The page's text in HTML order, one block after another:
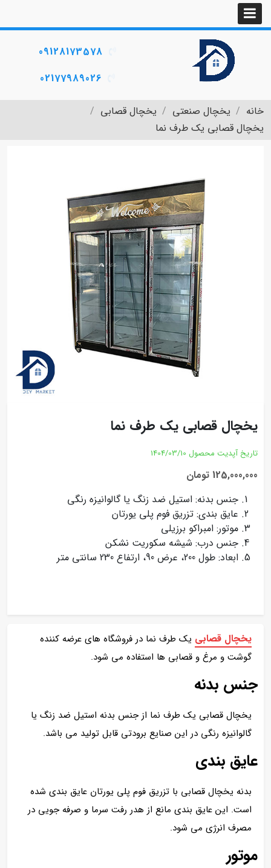
09128173578
02177989026
خانه یخچال صنعتی
یخچال قصابی
یخچال قصابی یک طرف نما
یخچال قصابی یک طرف نما
تاریخ آپدیت محصول 1404/03/10
125,000,000 تومان
جنس بدنه: استیل ضد زنگ یا گالوانیزه رنگی
عایق بندی: تزریق فوم پلی یورتان
موتور: امبراکو برزیلی
جنس درب: شیشه سکوریت نشکن
ابعاد: طول 200، عرض 90، ارتفاع 230 سانتی متر
یخچال قصابی یک طرف نما در فروشگاه های عرضه کننده
گوشت و مرغ و قصابی ها استفاده می شود.
جنس بدنه
یخچال قصابی یک طرف نما از جنس بدنه استیل ضد زنگ یا
گالوانیزه رنگی در این صنایع برودتی قابل تولید می باشد.
عایق بندی
بدنه یخچال قصابی با تزریق فوم پلی یورتان عایق بندی شده
است. این عایق بندی مانع از هدر رفت سرما و صرفه جویی در
مصرف انرژی می شود.
موتور